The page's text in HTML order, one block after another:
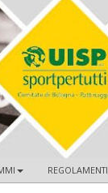
REGOLAMENTI